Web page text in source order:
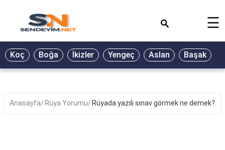
BİYOGRAFİ
GALERİ
☰
Koç Boğa İkizler Yengeç Aslan Başak
Anasayfa Rüya Yorumu Rüyada yazılı sınav görmek ne demek?